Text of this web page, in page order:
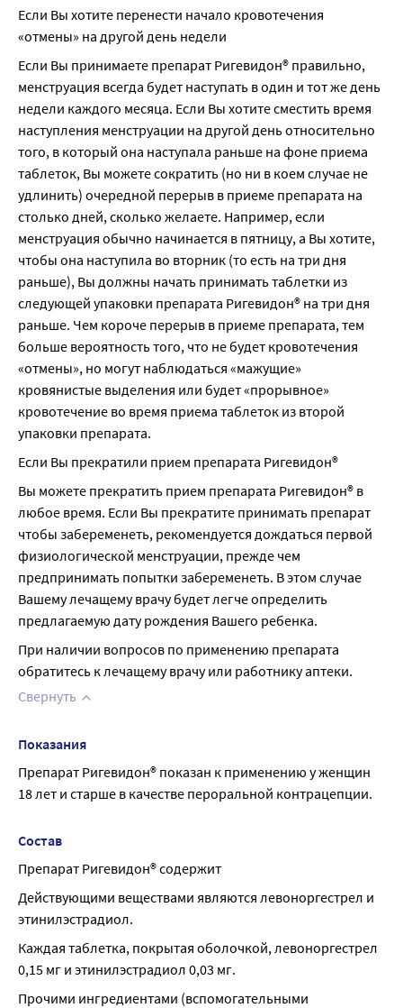
Если Вы хотите перенести начало кровотечения
«отмены» на другой день недели
Если Вы принимаете препарат Ригевидон® правильно,
менструация всегда будет наступать в один и тот же день
недели каждого месяца. Если Вы хотите сместить время
наступления менструации на другой день относительно
того, в который она наступала раньше на фоне приема
таблеток, Вы можете сократить (но ни в коем случае не
удлинить) очередной перерыв в приеме препарата на
столько дней, сколько желаете. Например, если
менструация обычно начинается в пятницу, а Вы хотите,
чтобы она наступила во вторник (то есть на три дня
раньше), Вы должны начать принимать таблетки из
следующей упаковки препарата Ригевидон® на три дня
раньше. Чем короче перерыв в приеме препарата, тем
больше вероятность того, что не будет кровотечения
«отмены», но могут наблюдаться «мажущие»
кровянистые выделения или будет «прорывное»
кровотечение во время приема таблеток из второй
упаковки препарата.
Если Вы прекратили прием препарата Ригевидон®
Вы можете прекратить прием препарата Ригевидон® в
любое время. Если Вы прекратите принимать препарат
чтобы забеременеть, рекомендуется дождаться первой
физиологической менструации, прежде чем
предпринимать попытки забеременеть. В этом случае
Вашему лечащему врачу будет легче определить
предлагаемую дату рождения Вашего ребенка.
При наличии вопросов по применению препарата
обратитесь к лечащему врачу или работнику аптеки.
Свернуть
Показания
Препарат Ригевидон® показан к применению у женщин
18 лет и старше в качестве пероральной контрацепции.
Состав
Препарат Ригевидон® содержит
Действующими веществами являются левоноргестрел и
этинилэстрадиол.
Каждая таблетка, покрытая оболочкой, левоноргестрел
0,15 мг и этинилэстрадиол 0,03 мг.
Прочими ингредиентами (вспомогательными